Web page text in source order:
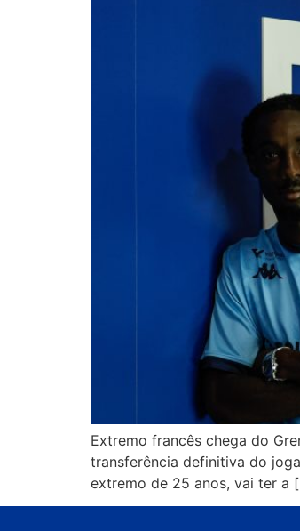
Extremo francês chega do
transferência definitiva do
extremo de 25 anos, vai ter a